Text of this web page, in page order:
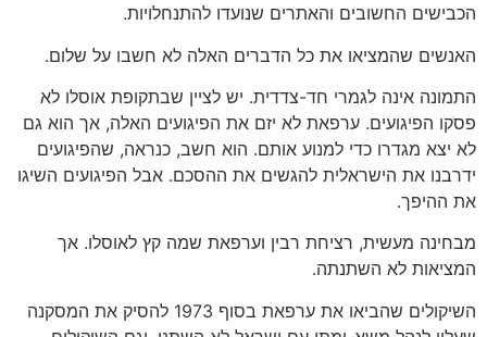
הכבישים החשובים והאתרים שנועדו להתנחלויות.
האנשים שהמציאו את כל הדברים האלה לא חשבו על שלום.
התמונה אינה לגמרי חד-צדדית. יש לציין שבתקופת אוסלו לא
פסקו הפיגועים. ערפאת לא יזם את הפיגועים האלה, אך הוא גם
לא יצא מגדרו כדי למנוע אותם. הוא חשב, כנראה, שהפיגועים
ידרבנו את הישראלית להגשים את ההסכם. אבל הפיגועים השיגו
את ההיפך.
מבחינה מעשית, רציחת רבין וערפאת שמה קץ לאוסלו. אך
המציאות לא השתנתה.
השיקולים שהביאו את ערפאת בסוף 1973 להסיק את המסקנה